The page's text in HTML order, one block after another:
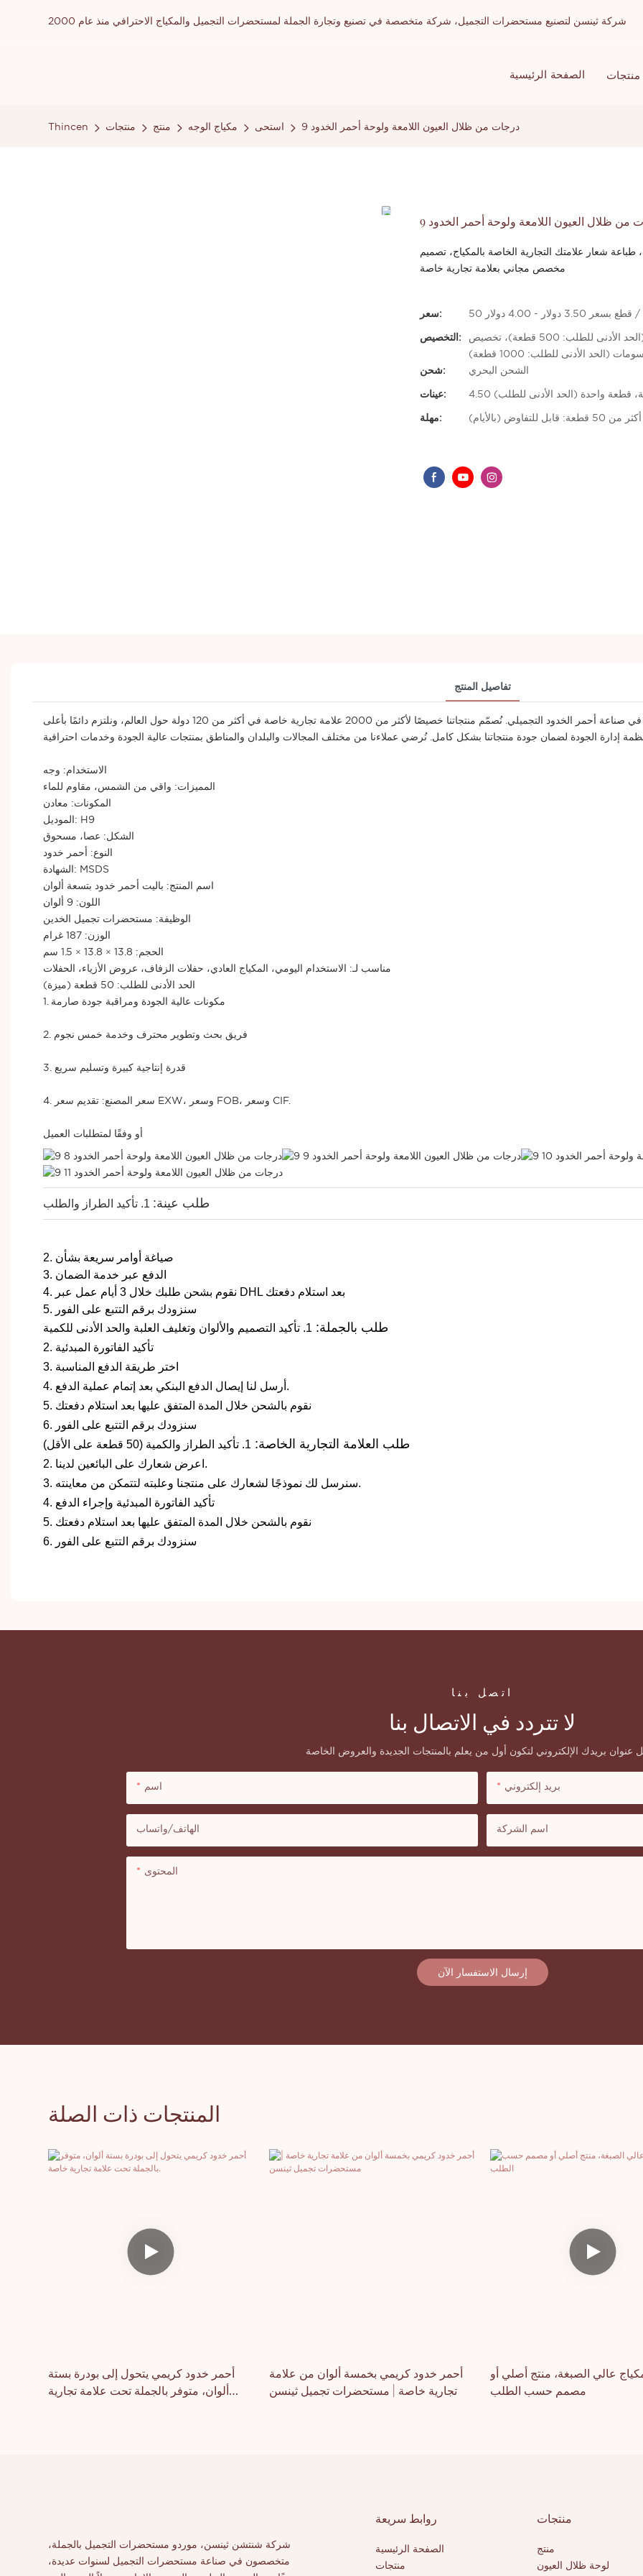
شركة ثينسن لتصنيع مستحضرات التجميل، شركة متخصصة في تصنيع وتجارة الجملة لمستحضرات التجميل والمكياج الاحترافي منذ عام 2000
الصفحة الرئيسية منتجات
Thincen منتجات منتج مكياج الوجه استحى 9 درجات من ظلال العيون اللامعة ولوحة أحمر الخدود
من ظلال العيون اللامعة ولوحة أحمر الخدود
شعار علامتك التجارية الخاصة بالمكياج، تصميم
مخصص مجاني بعلامة تجارية خاصة
سعر: 3.50 دولار - 4.00 دولار
التخصيص:
شعار مخصص (الحد الأدنى للطلب: 50 قطعة)، تغليف مخصص (الحد الأدنى للطلب: 500 قطعة)، تخصيص
(الحد الأدنى للطلب: 1000 قطعة)
شحن:
الشحن البحري
عينات: قطعة واحدة (الحد الأدنى للطلب)
مهلة:
تفاصيل المنتج
بعد 11 عامًا من التطوير، تحتل شركة ثينسن اليوم مكانة مرموقة في صناعة أحمر الخدود التجميلي. نُصمّم منتجاتنا خصيصًا لأكثر من 2000 علامة تجارية خاصة في أكثر من 120 دولة حول العالم، ونلتزم دائمًا بأعلى
الاستخدام: وجه
المميزات: واقي من الشمس، مقاوم للماء
المكونات: معادن
الموديل: H9
الشكل: عصا، مسحوق
النوع: أحمر خدود
الشهادة: MSDS
اسم المنتج: باليت أحمر خدود بتسعة ألوان
اللون: 9 ألوان
الوظيفة: مستحضرات تجميل الخدين
الوزن: 187 غرام
الحجم: 13.8 × 13.8 × 1.5 سم
مناسب لـ: الاستخدام اليومي، المكياج العادي، حفلات الزفاف، عروض الأزياء، الحفلات
الحد الأدنى للطلب: 50 قطعة (ميزة)
1. مكونات عالية الجودة ومراقبة جودة صارمة
2. فريق بحث وتطوير محترف وخدمة خمس نجوم
3. قدرة إنتاجية كبيرة وتسليم سريع
4. سعر المصنع: تقديم سعر EXW، وسعر FOB، وسعر CIF.
أو وفقًا لمتطلبات العميل
طلب عينة: 1. تأكيد الطراز والطلب
2. صياغة أوامر سريعة بشأن
3. الدفع عبر خدمة الضمان
4. نقوم بشحن طلبك خلال 3 أيام عمل عبر DHL بعد استلام دفعتك
5. سنزودك برقم التتبع على الفور
طلب بالجملة: 1. تأكيد التصميم والألوان وتغليف العلبة والحد الأدنى للكمية
2. تأكيد الفاتورة المبدئية
3. اختر طريقة الدفع المناسبة
4. أرسل لنا إيصال الدفع البنكي بعد إتمام عملية الدفع.
5. نقوم بالشحن خلال المدة المتفق عليها بعد استلام دفعتك
6. سنزودك برقم التتبع على الفور
طلب العلامة التجارية الخاصة: 1. تأكيد الطراز والكمية (50 قطعة على الأقل)
2. اعرض شعارك على البائعين لدينا.
3. سنرسل لك نموذجًا لشعارك على منتجنا وعلبته لتتمكن من معاينته.
4. تأكيد الفاتورة المبدئية وإجراء الدفع
5. نقوم بالشحن خلال المدة المتفق عليها بعد استلام دفعتك
6. سنزودك برقم التتبع على الفور
اتصل بنا
لا تتردد في الاتصال بنا
اسم بريد إلكتروني
الهاتف/واتساب اسم الشركة
المحتوى
إرسال الاستفسار الآن
المنتجات ذات الصلة
أحمر خدود كريمي يتحول إلى بودرة بستة
ألوان، متوفر بالجملة تحت علامة تجارية
أحمر خدود كريمي بخمسة ألوان من علامة
تجارية خاصة | مستحضرات تجميل ثينسن
عالي الصبغة، منتج أصلي أو
مصمم حسب الطلب
شركة شنتشن ثينسن، موردو مستحضرات التجميل بالجملة،
متخصصون في صناعة مستحضرات التجميل لسنوات عديدة،
روابط سريعة
الصفحة الرئيسية
منتجات
منتجات
منتج
لوحة ظلال العيون